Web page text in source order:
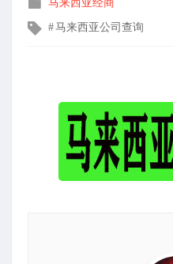
在
马来西亚经商
文马来西亚公司查询